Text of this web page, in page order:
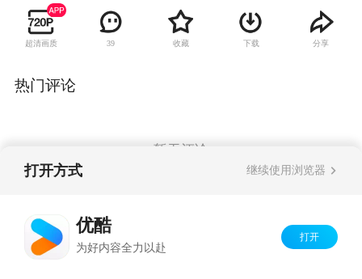
在夺宝过程中的明争暗斗相互算计、互相利用的
的故事。
超清画质 39 收藏 下载 分享
热门评论
暂无评论
打开方式 继续使用浏览器
优酷
为好内容全力以赴
打开